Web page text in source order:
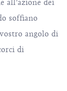
all’azione dei
soffiano
angolo di
di